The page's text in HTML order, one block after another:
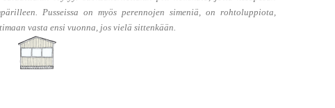
Pusseissa on myös perennojen simeniä, on rohtoluppiota,
vasta ensi vuonna, jos vielä sittenkään.